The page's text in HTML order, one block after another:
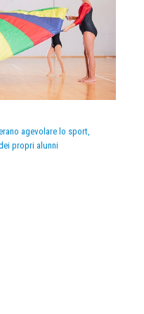
agevolare lo sport,
propri alunni